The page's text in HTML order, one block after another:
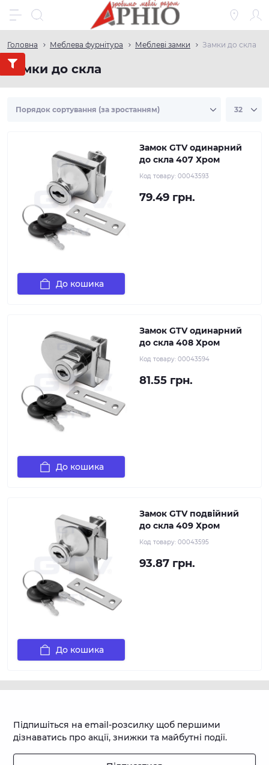
Головна Меблева фурнітура Меблеві замки Замки до скла
Замки до скла
Замок GTV одинарний
до скла 407 Хром
Код товару: 00043593
79.49 грн.
До кошика
Замок GTV одинарний
до скла 408 Хром
Код товару: 00043594
81.55 грн.
До кошика
Замок GTV подвійний
до скла 409 Хром
Код товару: 00043595
93.87 грн.
До кошика
Підпишіться на email-розсилку щоб першими
дізнаватись про акції, знижки та майбутні події.